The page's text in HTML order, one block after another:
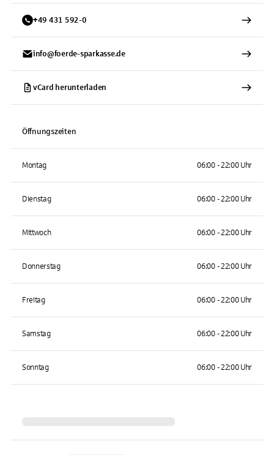
+49 431 592-0
info@foerde-sparkasse.de
vCard herunterladen
Öffnungszeiten
Montag 06:00 - 22:00 Uhr
Dienstag 06:00 - 22:00 Uhr
Mittwoch 06:00 - 22:00 Uhr
Donnerstag 06:00 - 22:00 Uhr
Freitag 06:00 - 22:00 Uhr
Samstag 06:00 - 22:00 Uhr
Sonntag 06:00 - 22:00 Uhr